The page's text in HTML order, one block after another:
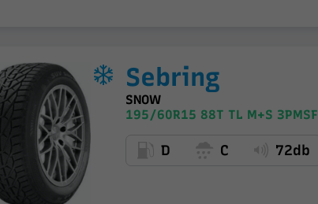
Sebring
SNOW
195/60R15 88T TL M+S 3PMSF
D C 72db